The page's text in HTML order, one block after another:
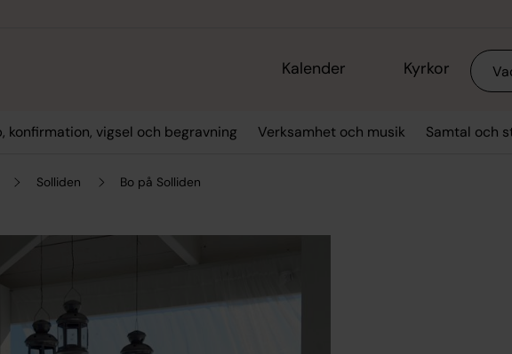
Kalender Kyrkor Sök
konfirmation, vigsel och begravning Verksamhet och musik Samtal och
Solliden Bo på Solliden